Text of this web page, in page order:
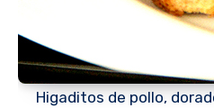
Higaditos de pollo,